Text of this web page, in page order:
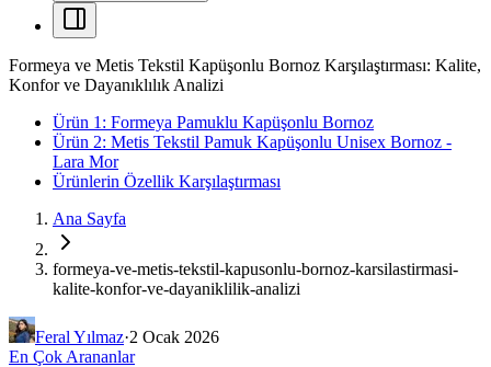
Formeya ve Metis Tekstil Kapüşonlu Bornoz Karşılaştırması: Kalite,
Konfor ve Dayanıklılık Analizi
Ürün 1: Formeya Pamuklu Kapüşonlu Bornoz
Ürün 2: Metis Tekstil Pamuk Kapüşonlu Unisex Bornoz -
Lara Mor
Ürünlerin Özellik Karşılaştırması
Ana Sayfa
formeya-ve-metis-tekstil-kapusonlu-bornoz-karsilastirmasi-
kalite-konfor-ve-dayaniklilik-analizi
Feral Yılmaz·2 Ocak 2026
En Çok Arananlar